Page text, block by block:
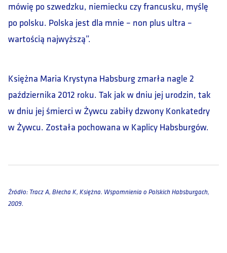
mówię po szwedzku, niemiecku czy francusku, myślę
po polsku. Polska jest dla mnie – non plus ultra –
wartością najwyższą”.
Księżna Maria Krystyna Habsburg zmarła nagle 2
października 2012 roku. Tak jak w dniu jej urodzin, tak
w dniu jej śmierci w Żywcu zabiły dzwony Konkatedry
w Żywcu. Została pochowana w Kaplicy Habsburgów.
Źródło: Tracz A, Błecha K, Księżna. Wspomnienia o Polskich Habsburgach,
2009.